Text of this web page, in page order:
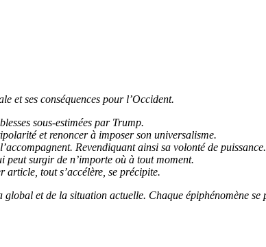
et ses conséquences pour l’Occident.
sous-estimées par Trump.
et renoncer à imposer son universalisme.
Revendiquant ainsi sa volonté de puissance.
peut surgir de n’importe où à tout moment.
tout s’accélère, se précipite.
et de la situation actuelle. Chaque épiphénomène